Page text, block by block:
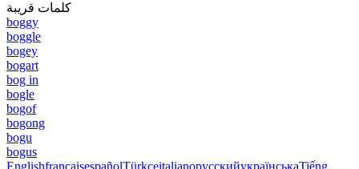
كلمات قريبة
boggy
boggle
bogey
bogart
bog in
bogle
bogof
bogong
bogu
bogus
EnglishfrançaisespañolTürkçeitalianoрусскийукраїнськаTiếng